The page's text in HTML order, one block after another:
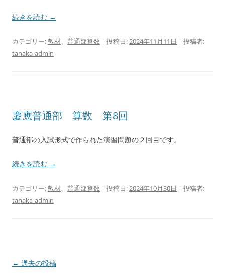
続きを読む →
カテゴリー:教材、 普通部算数 | 投稿日:2024年11月11日 | 投稿者:
tanaka-admin
慶應普通部 算数 第8回
普通部の入試形式で作られた演習問題の２回目です。
続きを読む →
カテゴリー:教材、 普通部算数 | 投稿日:2024年10月30日 | 投稿者:
tanaka-admin
投
← 過去の投稿